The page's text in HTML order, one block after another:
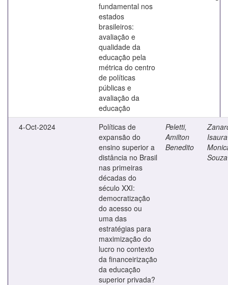
fundamental nos
estados
brasileiros:
avaliação e
qualidade da
educação pela
métrica do centro
de políticas
públicas e
avaliação da
educação
4-Oct-2024
Políticas de
expansão do
ensino superior a
distância no Brasil
nas primeiras
décadas do
século XXI:
democratização
do acesso ou
uma das
estratégias para
maximização do
lucro no contexto
da financeirização
da educação
superior privada?
Peletti,
Amilton
Benedito
Isaura
Souza